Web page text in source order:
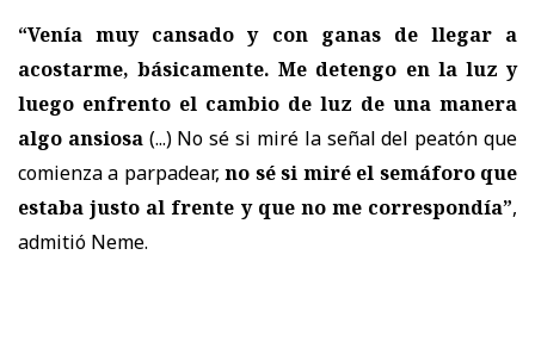
“Venía muy cansado y con ganas de llegar a
acostarme, básicamente. Me detengo en la luz y
luego enfrento el cambio de luz de una manera
algo ansiosa(...) No sé si miré la señal del peatón que
comienza a parpadear,no sé si miré el semáforo que
estaba justo al frente y que no me correspondía”,
admitió Neme.